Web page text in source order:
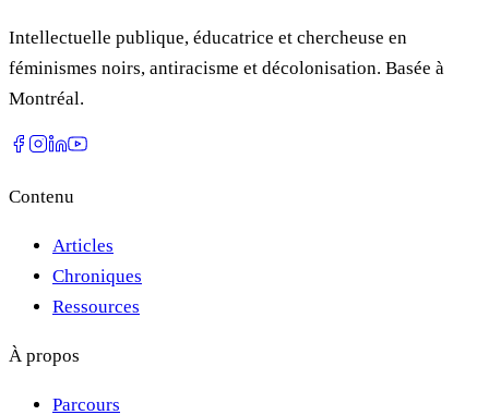
Intellectuelle publique, éducatrice et chercheuse en
féminismes noirs, antiracisme et décolonisation. Basée à
Montréal.
Contenu
Articles
Chroniques
Ressources
À propos
Parcours